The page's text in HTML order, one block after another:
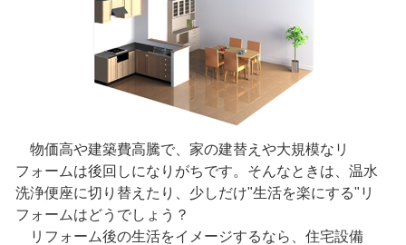
物価高や建築費高騰で、家の建替えや大規模なリ
フォームは後回しになりがちです。そんなときは、温水
洗浄便座に切り替えたり、少しだけ"生活を楽にする"リ
フォームはどうでしょう？
リフォーム後の生活をイメージするなら、住宅設備